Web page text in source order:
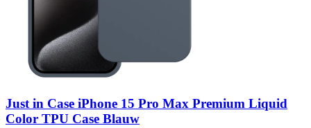
Just in Case iPhone 15 Pro Max Premium Liquid
Color TPU Case Blauw